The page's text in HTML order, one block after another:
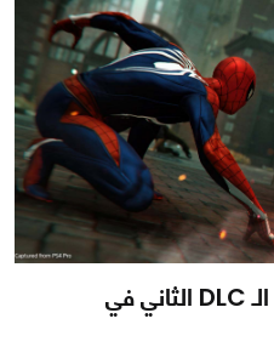
ماذا تعرف عن Turf Wars الـ DLC الثاني في